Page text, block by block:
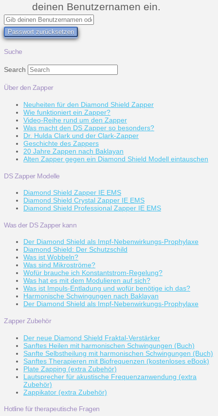
deinen Benutzernamen ein.
Suche
Search
Über den Zapper
Neuheiten für den Diamond Shield Zapper
Wie funktioniert ein Zapper?
Video-Reihe rund um den Zapper
Was macht den DS Zapper so besonders?
Dr. Hulda Clark und der Clark-Zapper
Geschichte des Zappers
20 Jahre Zappen nach Baklayan
Alten Zapper gegen ein Diamond Shield Modell eintauschen
DS Zapper Modelle
Diamond Shield Zapper IE EMS
Diamond Shield Crystal Zapper IE EMS
Diamond Shield Professional Zapper IE EMS
Was der DS Zapper kann
Der Diamond Shield als Impf-Nebenwirkungs-Prophylaxe
Diamond Shield: Der Schutzschild
Was ist Wobbeln?
Was sind Mikroströme?
Wofür brauche ich Konstantstrom-Regelung?
Was hat es mit dem Modulieren auf sich?
Was ist Impuls-Entladung und wofür benötige ich das?
Harmonische Schwingungen nach Baklayan
Der Diamond Shield als Impf-Nebenwirkungs-Prophylaxe
Zapper Zubehör
Der neue Diamond Shield Fraktal-Verstärker
Sanftes Heilen mit harmonischen Schwingungen (Buch)
Sanfte Selbstheilung mit harmonischen Schwingungen (Buch)
Sanftes Therapieren mit Biofrequenzen (kostenloses eBook)
Plate Zapping (extra Zubehör)
Lautsprecher für akustische Frequenzanwendung (extra
Zubehör)
Zappikator (extra Zubehör)
Hotline für therapeutische Fragen